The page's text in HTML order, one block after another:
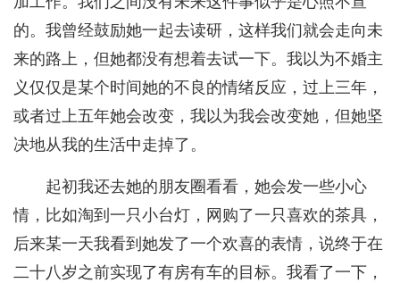
的。我曾经鼓励她一起去读研，这样我们就会走向未
来的路上，但她都没有想着去试一下。我以为不婚主
义仅仅是某个时间她的不良的情绪反应，过上三年，
或者过上五年她会改变，我以为我会改变她，但她坚
决地从我的生活中走掉了。
起初我还去她的朋友圈看看，她会发一些小心
情，比如淘到一只小台灯，网购了一只喜欢的茶具，
后来某一天我看到她发了一个欢喜的表情，说终于在
二十八岁之前实现了有房有车的目标。我看了一下，